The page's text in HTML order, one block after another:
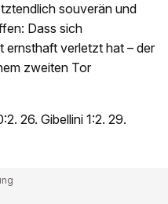
souverän und
Dass sich
ernsthaft verletzt hat – der
zweiten Tor
26. Gibellini 1:2. 29.